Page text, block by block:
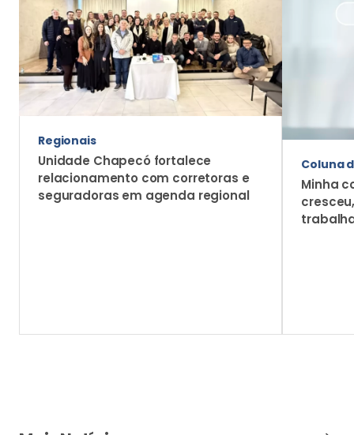
Regionais
Unidade Chapecó fortalece
relacionamento com corretoras e
seguradoras em agenda regional
Coluna
Minha